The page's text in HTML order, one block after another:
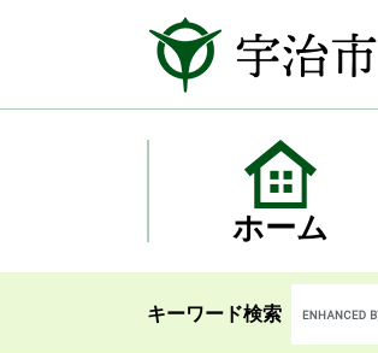
本
ホーム
キーワード検索